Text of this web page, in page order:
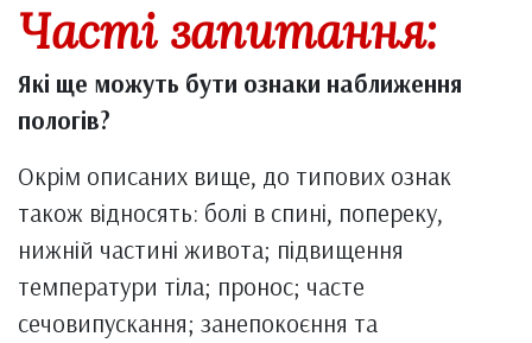
Часті запитання:
Які ще можуть бути ознаки наближення
пологів?
Окрім описаних вище, до типових ознак
також відносять: болі в спині, попереку,
нижній частині живота; підвищення
температури тіла; пронос; часте
сечовипускання; занепокоєння та